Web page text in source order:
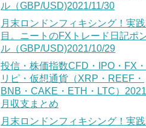
ル（GBP/USD)2021/11/30
月末ロンドンフィキシング！実
目。ニートのFXトレード日記ポ
ル（GBP/USD)2021/10/29
投信・株価指数CFD・IPO・FX
リピ・仮想通貨（XRP・REEF・
BNB・CAKE・ETH・LTC）
月収支まとめ
月末ロンドンフィキシング！実